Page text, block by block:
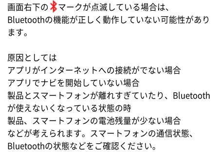
画面右下の
マークが点滅している場合は、
Bluetoothの機能が正しく動作していない可能性があり
ます。
原因としては
アプリがインターネットへの接続がでない場合
アプリでナビを開始していない場合
製品とスマートフォンが離れすぎていたり、Bluetooth
が使えないくなっている状態の時
製品、スマートフォンの電池残量が少ない場合
などが考えられます。スマートフォンの通信状態、
Bluetoothの状態などをご確認ください。